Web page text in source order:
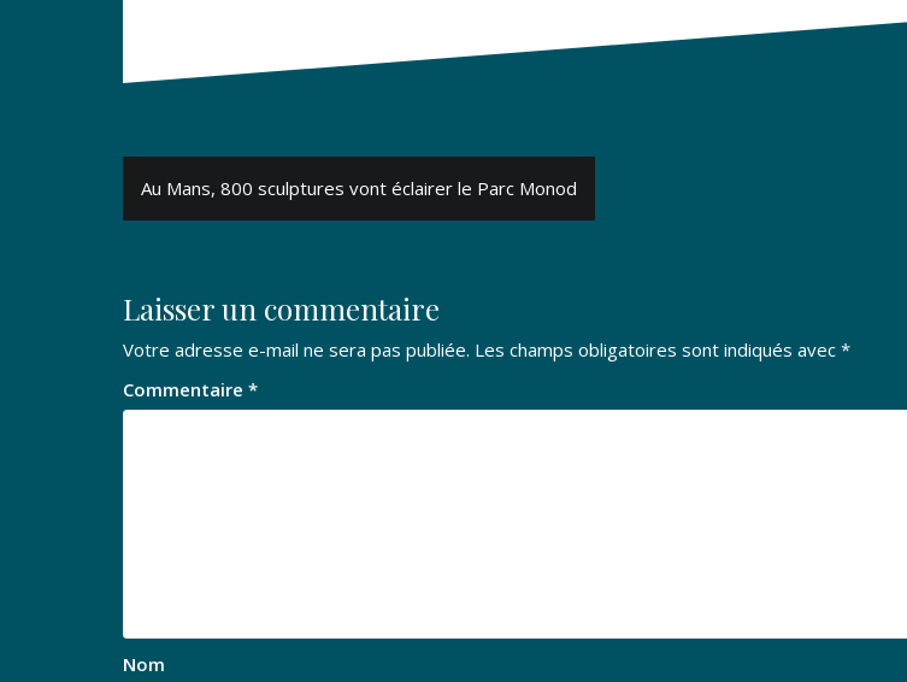
Navigation
de
Au Mans, 800 sculptures vont éclairer le Parc Monod
Laisser un commentaire
Votre adresse e-mail ne sera pas publiée. Les champs obligatoires sont indiqués avec *
Commentaire *
Nom